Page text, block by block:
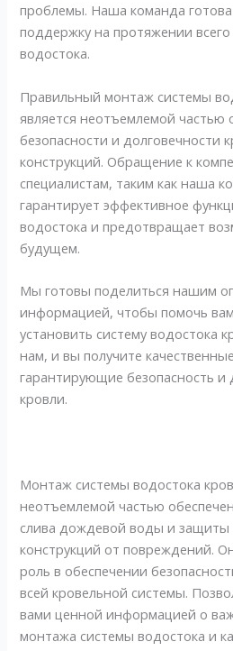
проблемы. Наша команда
поддержку на протяжении
водостока.
Правильный монтаж системы
является неотъемлемой частью
безопасности и долговечности
конструкций. Обращение к
специалистам, таким как наша
гарантирует эффективное
водостока и предотвращает
будущем.
Мы готовы поделиться нашим
информацией, чтобы помочь
установить систему водостока
нам, и вы получите
гарантирующие безопасность и
кровли.
Монтаж системы водостока
неотъемлемой частью
слива дождевой воды и защиты
конструкций от повреждений.
роль в обеспечении
всей кровельной системы.
вами ценной информацией о
монтажа системы водостока и